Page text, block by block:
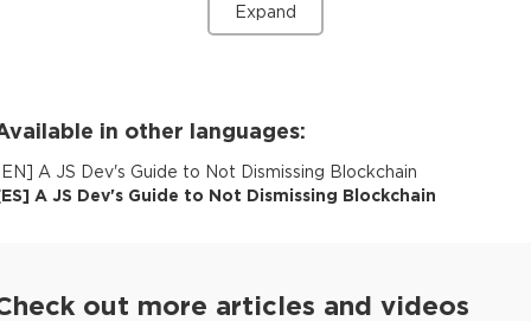
Expand
in other languages:
EN] A JS Dev's Guide to Not Dismissing Blockchain
ES] A JS Dev's Guide to Not Dismissing Blockchain
out more articles and videos